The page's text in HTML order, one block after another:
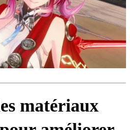
matériaux